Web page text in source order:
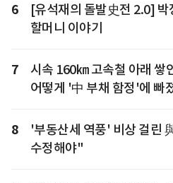
6
[유석재의 돌발史전 2.0] 박
할머니 이야기
7
시속 160㎞ 고속철 아래
어떻게 '中 부채 함정'에 빠
8
'부동산세 역풍' 비상 걸린
수정해야"